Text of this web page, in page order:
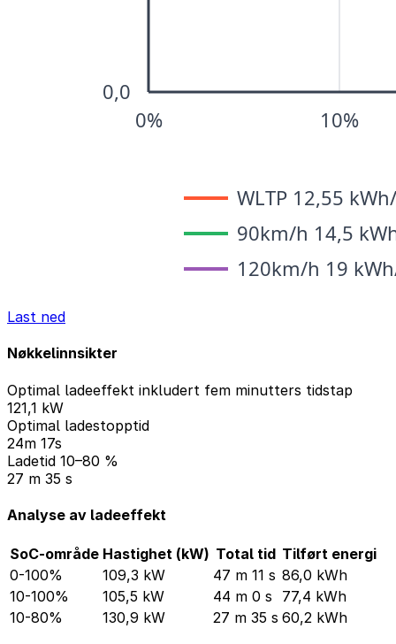
Last ned
Nøkkelinnsikter
Optimal ladeeffekt inkludert fem minutters tidstap
121,1 kW
Optimal ladestopptid
24m 17s
Ladetid 10–80 %
27 m 35 s
Analyse av ladeeffekt
SoC-område Hastighet (kW) Total tid Tilført energi
0-100%
109,3 kW 47 m 11 s 86,0 kWh
10-100%
105,5 kW 44 m 0 s
77,4 kWh
10-80%
130,9 kW 27 m 35 s 60,2 kWh